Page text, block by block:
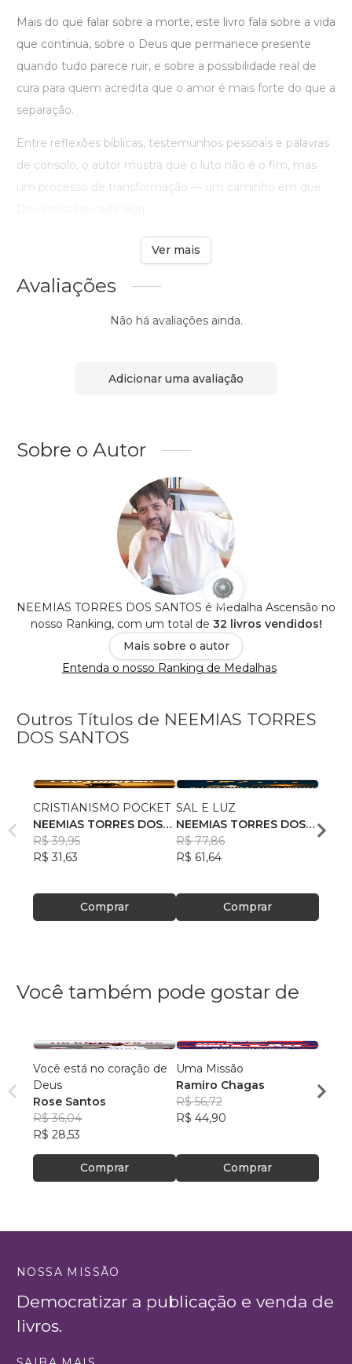
Mais do que falar sobre a morte, este livro fala sobre a vida
que continua, sobre o Deus que permanece presente
quando tudo parece ruir, e sobre a possibilidade real de
cura para quem acredita que o amor é mais forte do que a
separação.
Entre reflexões bíblicas, testemunhos pessoais e palavras
de consolo, o autor mostra que o luto não é o fim, mas
um processo de transformação — um caminho em que
Ver mais
Avaliações
Não há avaliações ainda.
Adicionar uma avaliação
Sobre o Autor
NEEMIAS TORRES DOS SANTOS é Medalha Ascensão no
nosso Ranking, com um total de 32 livros vendidos!
Mais sobre o autor
Entenda o nosso Ranking de Medalhas
Outros Títulos de NEEMIAS TORRES
DOS SANTOS
CRISTIANISMO POCKET
NEEMIAS TORRES DOS
SANTOS
R$ 39,95
R$ 31,63
Comprar
SAL E LUZ
NEEMIAS TORRES DOS
SANTOS
R$ 77,86
R$ 61,64
Comprar
R$
Você também pode gostar de
Você está no coração de
Deus
Rose Santos
R$ 36,04
R$ 28,53
Comprar
Uma Missão
Ramiro Chagas
R$ 56,72
R$ 44,90
Comprar
R$
NOSSA MISSÃO
Democratizar a publicação e venda de
livros.